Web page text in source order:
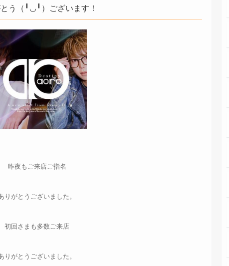
う（╹◡╹）ございます！
昨夜もご来店ご指名
りがとうございました。
初回さまも多数ご来店
りがとうございました。